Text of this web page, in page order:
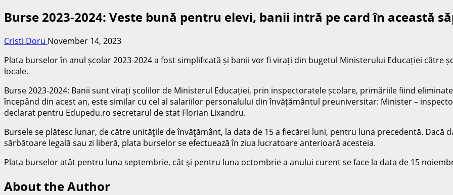
Burse 2023-2024: Veste bună pentru elevi, banii intră pe card în această
Cristi Doru November 14, 2023
Plata burselor în anul școlar 2023-2024 a fost simplificată și banii vor fi virați din bugetul Ministerului Educației către
locale.
Burse 2023-2024: Banii sunt virați școlilor de Ministerul Educației, prin inspectoratele școlare, primăriile fiind
începând din acest an, este similar cu cel al salariilor personalului din învățământul preuniversitar: Minister –
declarat pentru Edupedu.ro secretarul de stat Florian Lixandru.
Bursele se plătesc lunar, de către unităţile de învăţământ, la data de 15 a fiecărei luni, pentru luna precedentă. Dacă
sărbătoare legală sau zi liberă, plata burselor se efectuează în ziua lucratoare anterioară acesteia.
Plata burselor atât pentru luna septembrie, cât şi pentru luna octombrie a anului curent se face la data de 15
About the Author